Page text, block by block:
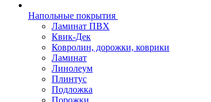
Напольные покрытия
Ламинат ПВХ
Квик-Дек
Ковролин, дорожки, коврики
Ламинат
Линолеум
Плинтус
Подложка
Порожки